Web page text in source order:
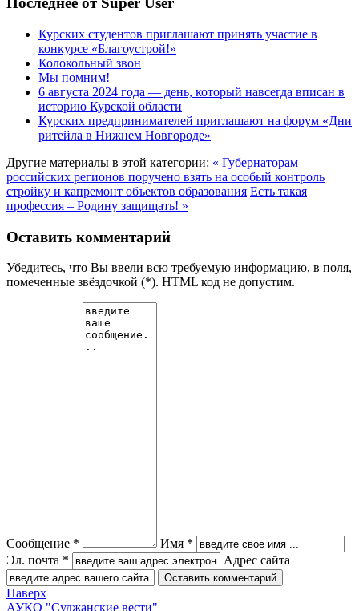
Курских студентов приглашают принять участие в
конкурсе «Благоустрой!»
Колокольный звон
Мы помним!
6 августа 2024 года — день, который навсегда вписан в
историю Курской области
Курских предпринимателей приглашают на форум «Дни
ритейла в Нижнем Новгороде»
Другие материалы в этой категории: « Губернаторам
российских регионов поручено взять на особый контроль
стройку и капремонт объектов образования Есть такая
профессия – Родину защищать! »
Оставить комментарий
Убедитесь, что Вы ввели всю требуемую информацию, в поля,
помеченные звёздочкой (*). HTML код не допустим.
Сообщение *
Имя *
Эл. почта *
Адрес сайта
Наверх
АУКО "Суджанские вести"